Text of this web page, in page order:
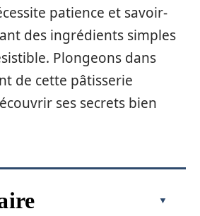
patience et savoir-
des ingrédients simples
Plongeons dans
de cette pâtisserie
ses secrets bien